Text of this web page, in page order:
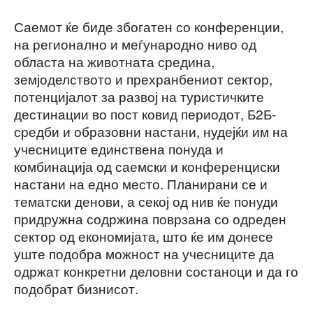
Саемот ќе биде збогатен со конференции,
на регионално и меѓународно ниво од
областа на животната средина,
земјоделството и прехранбениот сектор,
потенцијалот за развој на туристичките
дестинации во пост ковид периодот, Б2Б-
средби и образовни настани, нудејќи им на
учесниците единствена понуда и
комбинација од саемски и конференциски
настани на едно место. Планирани се и
тематски денови, а секој од нив ќе понуди
придружна содржина поврзана со одреден
сектор од економијата, што ќе им донесе
уште подобра можност на учесниците да
одржат конкретни деловни состаноци и да го
подобрат бизнисот.